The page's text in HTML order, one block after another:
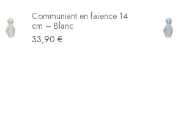
Communiant en faïence 14
cm – Blanc
33,90 €